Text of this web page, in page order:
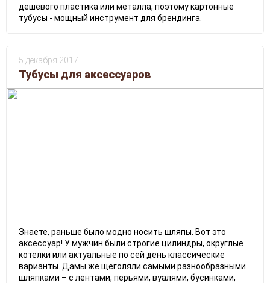
дешевого пластика или металла, поэтому картонные
тубусы - мощный инструмент для брендинга.
5 декабря 2017
Тубусы для аксессуаров
Знаете, раньше было модно носить шляпы. Вот это
аксессуар! У мужчин были строгие цилиндры, округлые
котелки или актуальные по сей день классические
варианты. Дамы же щеголяли самыми разнообразными
шляпками – с лентами, перьями, вуалями, бусинками,